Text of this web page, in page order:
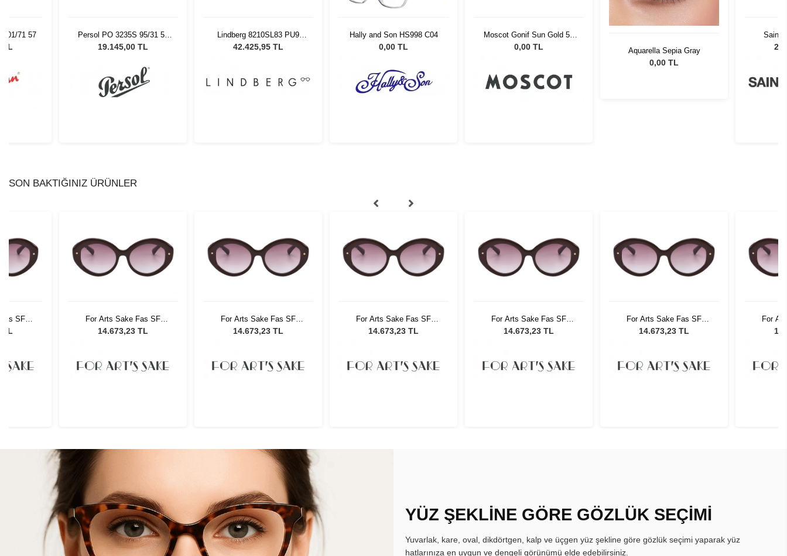
601/71 57
TL
Persol PO 3235S 95/31 55
Unisex Güneş Gözlüğü
19.145,00 TL
Lindberg 8210SL83 PU9
55145
42.425,95 TL
Hally and Son HS998 C04
0,00 TL
Moscot Gonif Sun Gold 54
Forest Wood
0,00 TL Aquarella Sepia Gray
0,00 TL
Saint
SON BAKTIĞINIZ ÜRÜNLER
SF
TL
For Arts Sake Fas SF
001BR Kadın Güneş
14.673,23 TL
For Arts Sake Fas SF
001BR Kadın Güneş
14.673,23 TL
For Arts Sake Fas SF
001BR Kadın Güneş
14.673,23 TL
For Arts Sake Fas SF
001BR Kadın Güneş
14.673,23 TL
For Arts Sake Fas SF
001BR Kadın Güneş
14.673,23 TL
For
YÜZ ŞEKLİNE GÖRE GÖZLÜK SEÇİMİ
Yuvarlak, kare, oval, dikdörtgen, kalp ve üçgen yüz şekline göre gözlük seçimi yaparak yüz
hatlarınıza en uygun ve dengeli görünümü elde edebilirsiniz.